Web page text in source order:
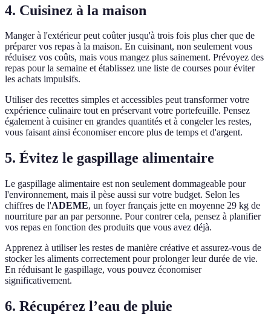
4. Cuisinez à la maison
Manger à l'extérieur peut coûter jusqu'à trois fois plus cher que de
préparer vos repas à la maison. En cuisinant, non seulement vous
réduisez vos coûts, mais vous mangez plus sainement. Prévoyez des
repas pour la semaine et établissez une liste de courses pour éviter
les achats impulsifs.
Utiliser des recettes simples et accessibles peut transformer votre
expérience culinaire tout en préservant votre portefeuille. Pensez
également à cuisiner en grandes quantités et à congeler les restes,
vous faisant ainsi économiser encore plus de temps et d'argent.
5. Évitez le gaspillage alimentaire
Le gaspillage alimentaire est non seulement dommageable pour
l'environnement, mais il pèse aussi sur votre budget. Selon les
chiffres de l'ADEME, un foyer français jette en moyenne 29 kg de
nourriture par an par personne. Pour contrer cela, pensez à planifier
vos repas en fonction des produits que vous avez déjà.
Apprenez à utiliser les restes de manière créative et assurez-vous de
stocker les aliments correctement pour prolonger leur durée de vie.
En réduisant le gaspillage, vous pouvez économiser
significativement.
6. Récupérez l’eau de pluie